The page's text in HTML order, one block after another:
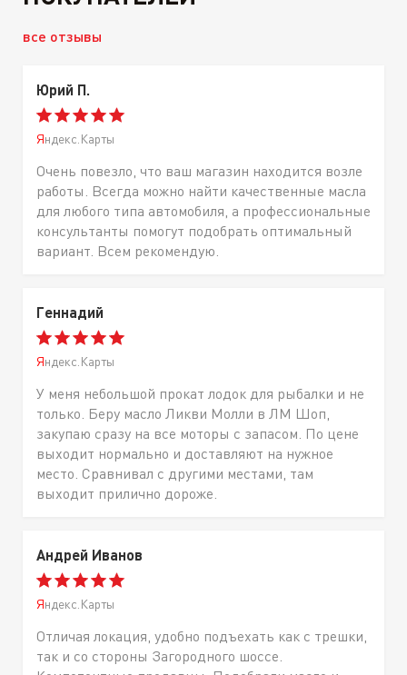
все отзывы
Юрий П.
Яндекс.Карты
Очень повезло, что ваш магазин находится возле
работы. Всегда можно найти качественные масла
для любого типа автомобиля, а профессиональные
консультанты помогут подобрать оптимальный
вариант. Всем рекомендую.
Геннадий
Яндекс.Карты
У меня небольшой прокат лодок для рыбалки и не
только. Беру масло Ликви Молли в ЛМ Шоп,
закупаю сразу на все моторы с запасом. По цене
выходит нормально и доставляют на нужное
место. Сравнивал с другими местами, там
выходит прилично дороже.
Андрей Иванов
Яндекс.Карты
Отличая локация, удобно подъехать как с трешки,
так и со стороны Загородного шоссе.